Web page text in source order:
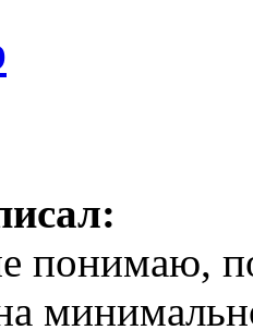
понимаю,